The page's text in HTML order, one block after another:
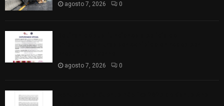
agosto 7, 2026 0
agosto 7, 2026 0